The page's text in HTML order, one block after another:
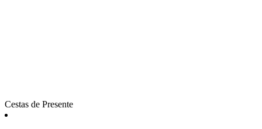
Cestas de Presente